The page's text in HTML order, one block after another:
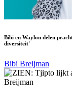
Bibi en Waylon delen
diversiteit'
Bibi Breijman